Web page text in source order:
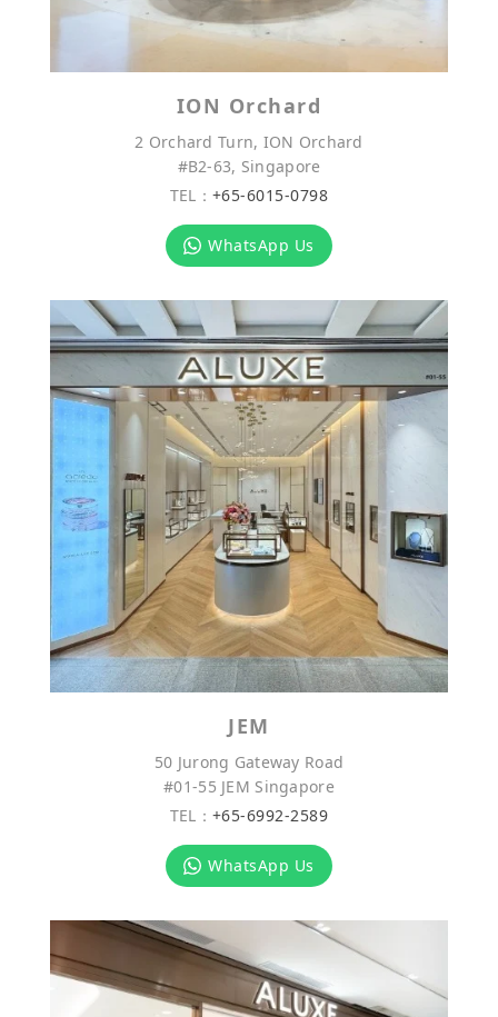
ION Orchard
2 Orchard Turn, ION Orchard
#B2-63, Singapore
TEL： +65-6015-0798
WhatsApp Us
JEM
50 Jurong Gateway Road
#01-55 JEM Singapore
TEL： +65-6992-2589
WhatsApp Us